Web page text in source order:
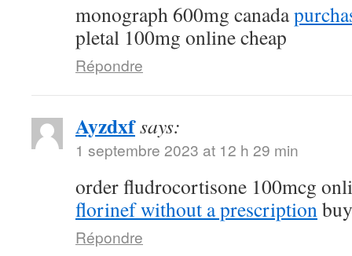
monograph 600mg canada
pletal 100mg online cheap
Répondre
Ayzdxfsays:
1 septembre 2023 at 12 h 29 min
order fludrocortisone 100mcg
florinef without a prescription
Répondre